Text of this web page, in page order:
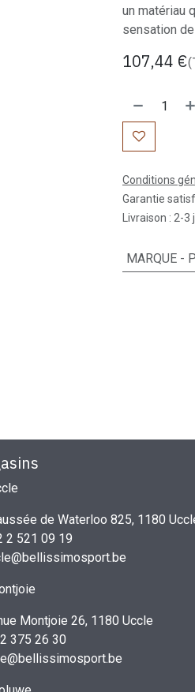
un matériau
sensation
107,44 €
Conditions
Garantie
Livraison : 2-
MARQUE -
de Waterloo 825, 1180
2 521 09 19
Montjoie 26, 1180 Uccle
375 26 30